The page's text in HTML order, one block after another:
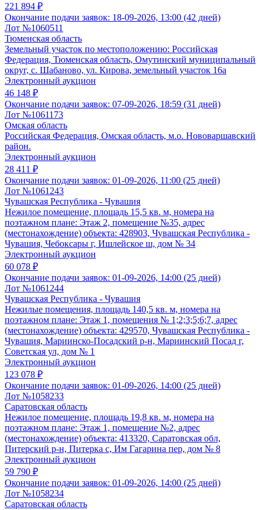
221 894 ₽
Окончание подачи заявок: 18-09-2026, 13:00 (42 дней)
Лот №1060511
Тюменская область
Земельный участок по местоположению: Российская
Федерация, Тюменская область, Омутинский муниципальный
округ, с. Шабаново, ул. Кирова, земельный участок 16а
Электронный аукцион
46 148 ₽
Окончание подачи заявок: 07-09-2026, 18:59 (31 дней)
Лот №1061173
Омская область
Российская Федерация, Омская область, м.о. Нововаршавский
район.
Электронный аукцион
28 411 ₽
Окончание подачи заявок: 01-09-2026, 11:00 (25 дней)
Лот №1061243
Чувашская Республика - Чувашия
Нежилое помещение, площадь 15,5 кв. м, номера на
поэтажном плане: Этаж 2, помещение №35, адрес
(местонахождение) объекта: 428903, Чувашская Республика -
Чувашия, Чебоксары г, Ишлейское ш, дом № 34
Электронный аукцион
60 078 ₽
Окончание подачи заявок: 01-09-2026, 14:00 (25 дней)
Лот №1061244
Чувашская Республика - Чувашия
Нежилые помещения, площадь 140,5 кв. м, номера на
поэтажном плане: Этаж 1, помещения № 1;2;3;5;6;7, адрес
(местонахождение) объекта: 429570, Чувашская Республика -
Чувашия, Мариинско-Посадский р-н, Мариинский Посад г,
Советская ул, дом № 1
Электронный аукцион
123 078 ₽
Окончание подачи заявок: 01-09-2026, 14:00 (25 дней)
Лот №1058233
Саратовская область
Нежилое помещение, площадь 19,8 кв. м, номера на
поэтажном плане: Этаж 1, помещение №2, адрес
(местонахождение) объекта: 413320, Саратовская обл,
Питерский р-н, Питерка с, Им Гагарина пер, дом № 8
Электронный аукцион
59 790 ₽
Окончание подачи заявок: 01-09-2026, 14:00 (25 дней)
Лот №1058234
Саратовская область